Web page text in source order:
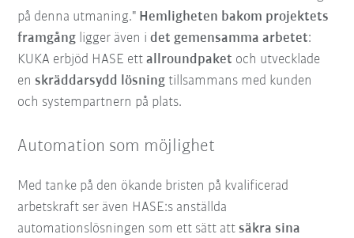
på denna utmaning." Hemligheten bakom projektets
framgång ligger även idet gemensamma arbetet:
KUKA erbjöd HASE ettallroundpaket och utvecklade
enskräddarsydd lösning tillsammans med kunden
och systempartnern på plats.
Automation som möjlighet
Med tanke på den ökande bristen på kvalificerad
arbetskraft ser även HASE:s anställda
automationslösningen som ett sätt attsäkra sina